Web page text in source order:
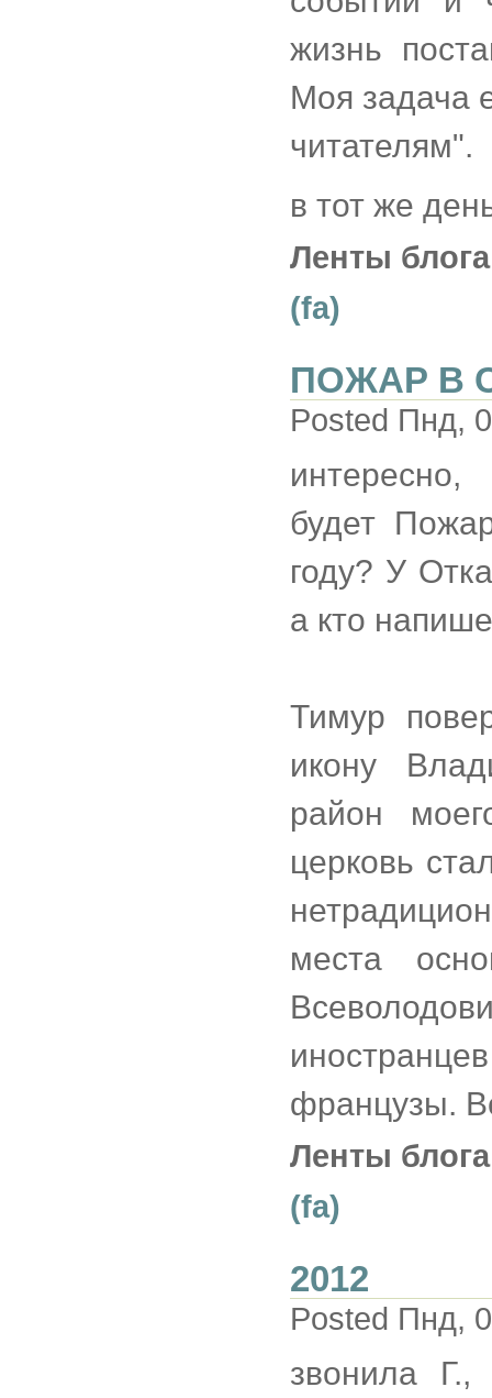
жизнь
Моя задача
читателям".
в тот же
Ленты
(fa)
ПОЖАР В
Posted Пнд,
будет
году? У
а кто
Тимур
икону
район
церковь
места
французы.
Ленты
(fa)
2012
Posted Пнд,
звонила